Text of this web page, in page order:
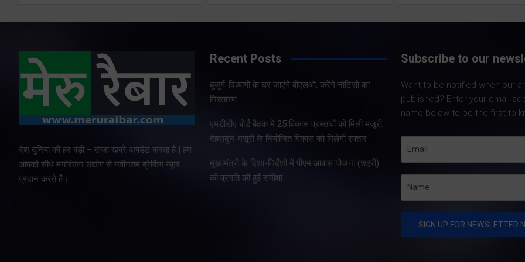
देश दुनिया की हर बड़ी – ताजा खबरे अपडेट करता है | हम
आपको सीधे मनोरंजन उद्योग से नवीनतम ब्रेकिंग न्यूज
प्रदान करते हैं।
Recent Posts
बुजुर्ग-दिव्यांगों के घर जाएंगे बीएलओ, करेंगे नोटिसों का
निस्तारण
एमडीडीए बोर्ड बैठक में 25 विकास प्रस्तावों को मिली मंजूरी,
देहरादून-मसूरी के नियोजित विकास को मिलेगी रफ्तार
मुख्यमंत्री के दिशा-निर्देशों में पीएम आवास योजना (शहरी)
की प्रगति की हुई समीक्षा
Subscribe to our
Want to be notified when our
published? Enter your email
name below to be the first to
Share Nowदेहरादून। प्रदेश
कुमार गैरोला ने नई दिल्ली स्थित
नेपाल दूतावास में नेपाल के
सुरेन्द्र थापा से शिष्टाचार भेंट
की। इस…
Share
को कुमांऊ-गढ़वाल के
जिलाधिकारियों के साथ
पुनरीक्षण अभियान की…